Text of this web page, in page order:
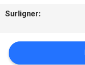
CONTACTER
Surligner: